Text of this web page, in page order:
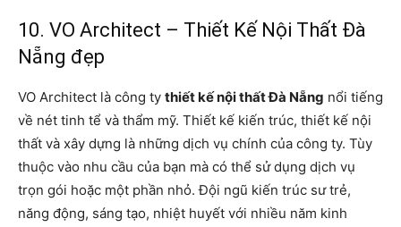
10. VO Architect – Thiết Kế Nội Thất Đà
Nẵng đẹp
VO Architect là công ty thiết kế nội thất Đà Nẵng nổi tiếng
về nét tinh tể và thẩm mỹ. Thiết kế kiến trúc, thiết kế nội
thất và xây dựng là những dịch vụ chính của công ty. Tùy
thuộc vào nhu cầu của bạn mà có thể sử dụng dịch vụ
trọn gói hoặc một phần nhỏ. Đội ngũ kiến trúc sư trẻ,
năng động, sáng tạo, nhiệt huyết với nhiều năm kinh